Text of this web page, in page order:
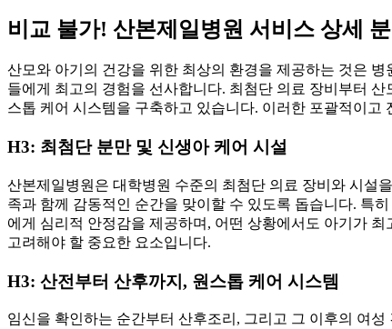
비교 불가! 산본제일병원 서비스 상세 분
산모와 아기의 건강을 위한 최상의 환경을 제공하는 것은
들에게 최고의 경험을 선사합니다. 최첨단 의료 장비부터
스톱 케어 시스템을 구축하고 있습니다. 이러한 포괄적이고
H3: 최첨단 분만 및 신생아 케어 시설
산본제일병원은 대학병원 수준의 최첨단 의료 장비와 시설
족과 함께 감동적인 순간을 맞이할 수 있도록 돕습니다. 특
에게 심리적 안정감을 제공하며, 어떤 상황에서도 아기가
고려해야 할 중요한 요소입니다.
H3: 산전부터 산후까지, 원스톱 케어 시스템
임신을 확인하는 순간부터 산후조리, 그리고 그 이후의 여